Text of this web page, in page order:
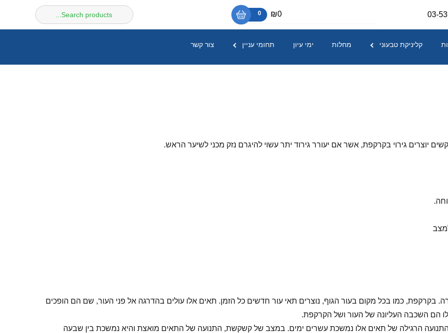
03-
₪0
0
אין מוצרים בסל הקניות.
חיפוש
עבור:
קליניקת טבעוני מחלות ימי עיון תחומי עניין צור קשר
יוצרים גירוי בקרקפת, אשר אם יעורר גירוד יתר עשוי להיגרם נזק מכני לשיער הראש.
בקרקפת, כמו בכל מקום בעור הגוף, נוצרים תאי עור חדשים כל הזמן. תאים אלו עולים בהדרגה אל פני העור, שם הם הופכים
הם השכבה העליונה של העור ושל הקרקפת.
התנועה הרגילה של תאים אלו נמשכת עשרים ימים. במצב של קשקשת, התנועה של התאים מואצת והיא נמשכת בין שבעה